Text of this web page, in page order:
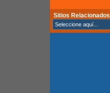
Sitios Relacionados